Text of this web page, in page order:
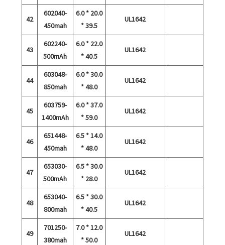
42
602040-
450mah
6.0 * 20.0
* 39.5
UL1642
43
602240-
500mAh
6.0 * 22.0
* 40.5
UL1642
44
603048-
850mah
6.0 * 30.0
* 48.0
UL1642
45
603759-
1400mAh
6.0 * 37.0
* 59.0
UL1642
46
651448-
450mah
6.5 * 14.0
* 48.0
UL1642
47
653030-
500mAh
6.5 * 30.0
* 28.0
UL1642
48
653040-
800mah
6.5 * 30.0
* 40.5
UL1642
49
701250-
380mah
7.0 * 12.0
* 50.0
UL1642